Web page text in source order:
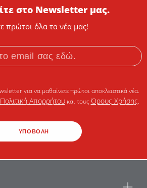
στο Newsletter μας.
πρώτοι όλα τα νέα μας!
ΥΠΟΒΟΛΗ
για να μαθαίνετε πρώτοι αποκλειστικά νέα.
Πολιτική Απορρήτουκαι τουςΌρους Χρήσης.